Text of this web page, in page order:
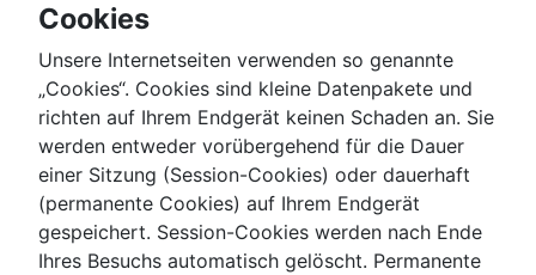
Cookies
Unsere Internetseiten verwenden so genannte
„Cookies“. Cookies sind kleine Datenpakete und
richten auf Ihrem Endgerät keinen Schaden an. Sie
werden entweder vorübergehend für die Dauer
einer Sitzung (Session-Cookies) oder dauerhaft
(permanente Cookies) auf Ihrem Endgerät
gespeichert. Session-Cookies werden nach Ende
Ihres Besuchs automatisch gelöscht. Permanente